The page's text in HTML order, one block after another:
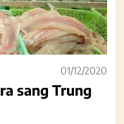
01/12/2020
sang Trung